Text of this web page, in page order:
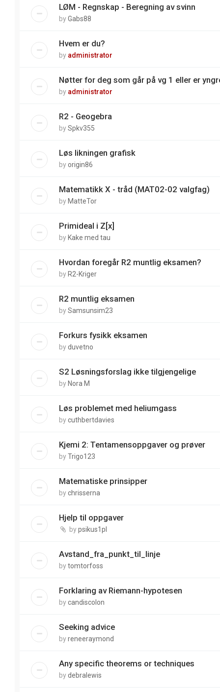
LØM - Regnskap - Beregning av svinn
byGabs88
Hvem er du?
by administrator
Nøtter for deg som går på vg 1 eller er
by administrator
R2 - Geogebra
bySpkv355
Løs likningen grafisk
byorigin86
Matematikk X - tråd (MAT02-02 valgfag)
by MatteTor
Primideal i Z[x]
by Kake med tau
Hvordan foregår R2 muntlig eksamen?
by R2-Kriger
R2 muntlig eksamen
bySamsunsim23
Forkurs fysikk eksamen
byduvetno
S2 Løsningsforslag ikke tilgjengelige
by Nora M
Løs problemet med heliumgass
bycuthbertdavies
Kjemi 2: Tentamensoppgaver og prøver
byTrigo123
Matematiske prinsipper
bychrisserna
Hjelp til oppgaver
bypsikus1pl
Avstand_fra_punkt_til_linje
bytomtorfoss
Forklaring av Riemann-hypotesen
bycandiscolon
Seeking advice
byreneeraymond
Any specific theorems or techniques
bydebralewis